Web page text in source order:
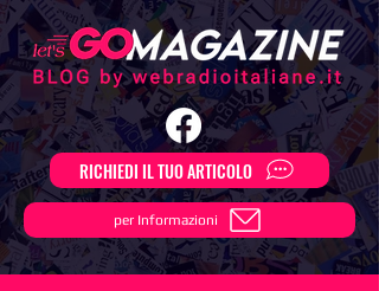
RICHIEDI IL TUO ARTICOLO
per Informazioni